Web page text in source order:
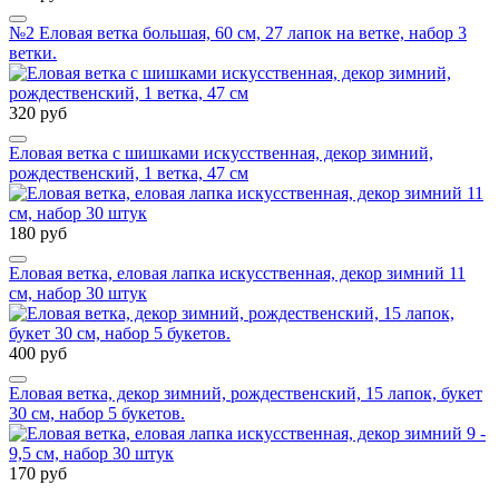
№2 Еловая ветка большая, 60 см, 27 лапок на ветке, набор 3
ветки.
320 руб
Еловая ветка с шишками искусственная, декор зимний,
рождественский, 1 ветка, 47 см
180 руб
Еловая ветка, еловая лапка искусственная, декор зимний 11
см, набор 30 штук
400 руб
Еловая ветка, декор зимний, рождественский, 15 лапок, букет
30 см, набор 5 букетов.
170 руб